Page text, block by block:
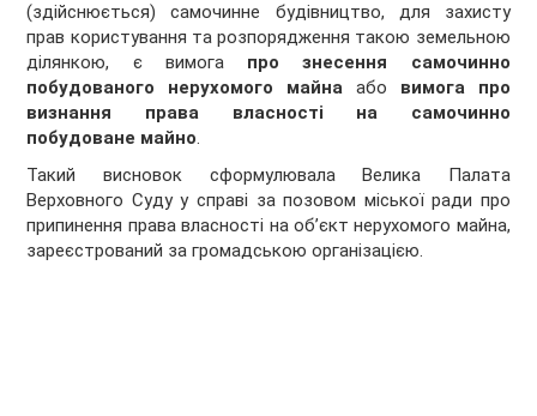
(здійснюється) самочинне будівництво, для захисту
прав користування та розпорядження такою земельною
ділянкою, є вимога про знесення самочинно
побудованого нерухомого майна або вимога про
визнання права власності на самочинно
побудоване майно.
Такий висновок сформулювала Велика Палата
Верховного Суду у справі за позовом міської ради про
припинення права власності на об’єкт нерухомого майна,
зареєстрований за громадською організацією.